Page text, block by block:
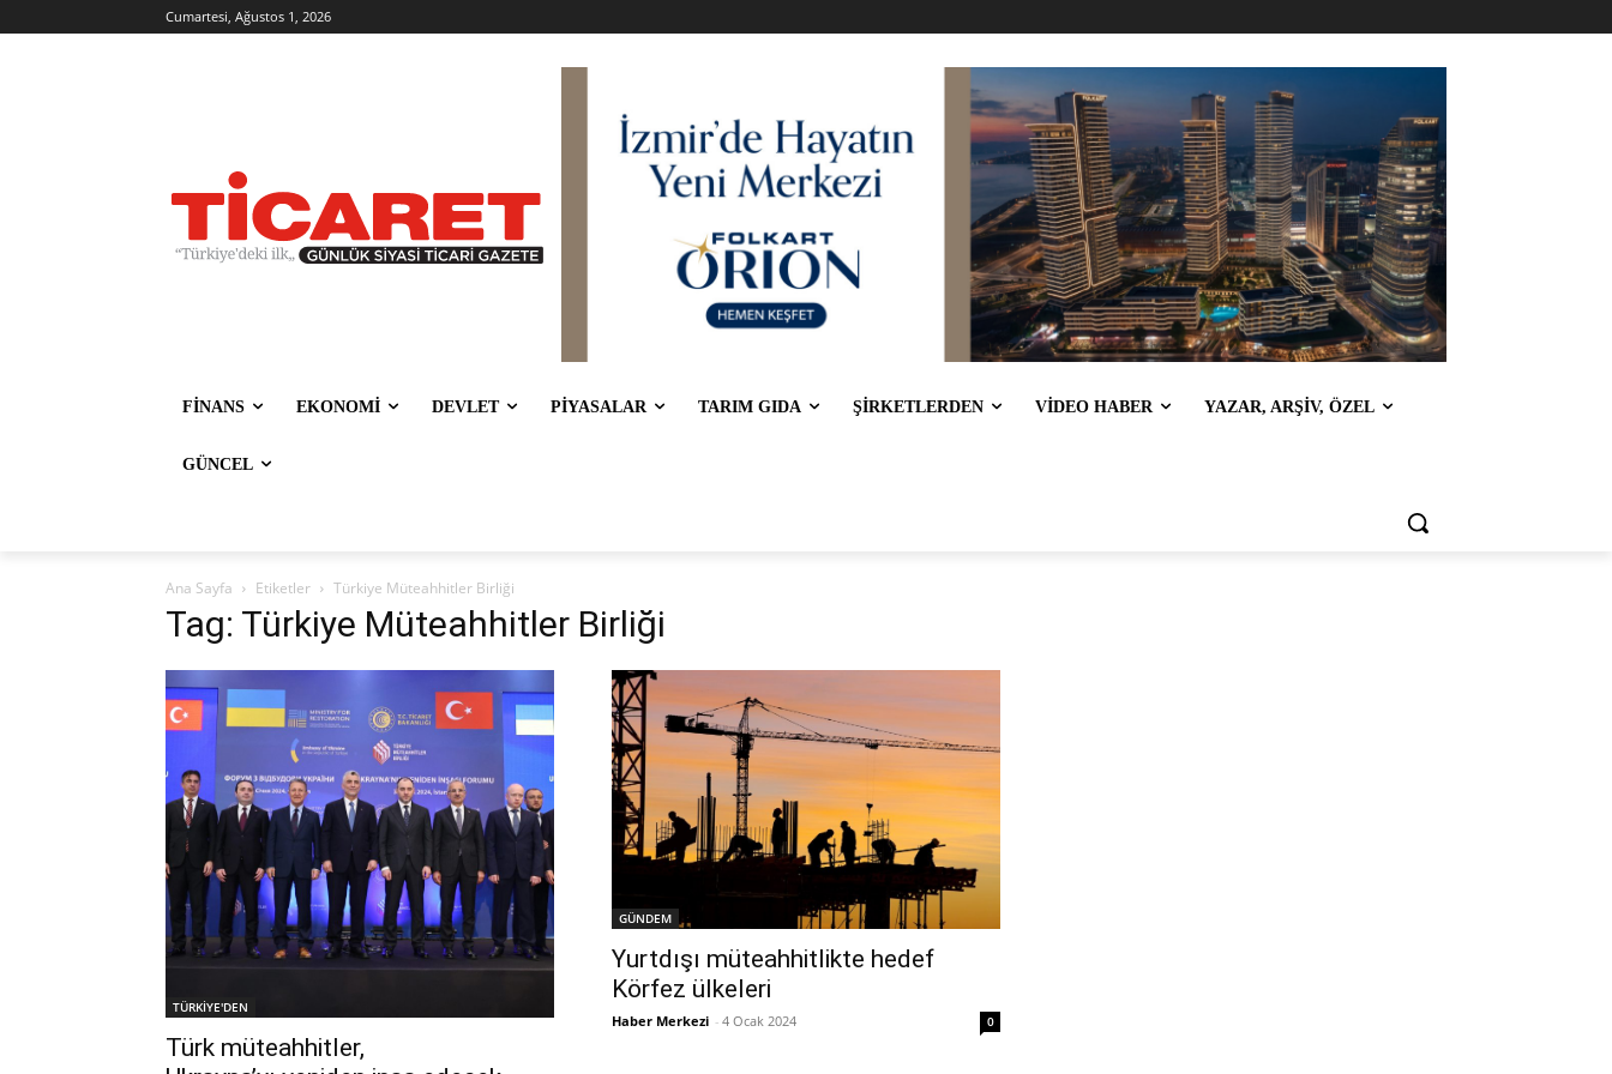
Cumartesi, Ağustos 1, 2026
FİNANS EKONOMİ DEVLET PİYASALAR TARIM GIDA ŞİRKETLERDEN VİDEO HABER YAZAR, ARŞİV, ÖZEL
GÜNCEL
Ana Sayfa Etiketler Türkiye Müteahhitler Birliği
Tag: Türkiye Müteahhitler Birliği
TÜRKİYE'DEN
Türk müteahhitler,
GÜNDEM
Yurtdışı müteahhitlikte hedef
Körfez ülkeleri
Haber Merkezi - 4 Ocak 2024 0